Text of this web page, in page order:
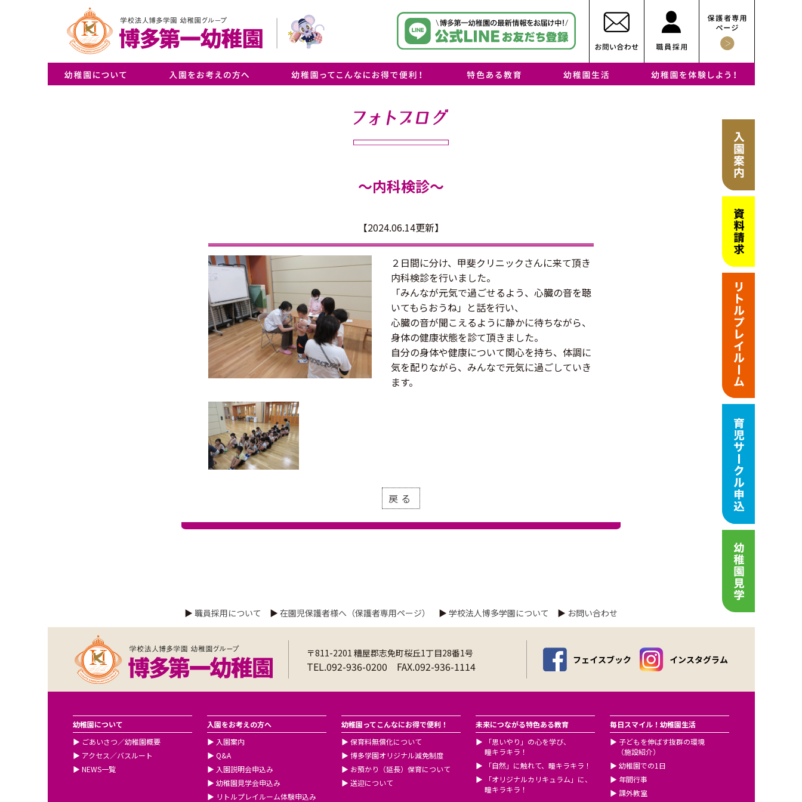
～内科検診～
【2024.06.14更新】
２日間に分け、甲斐クリニックさんに来て頂き
内科検診を行いました。
「みんなが元気で過ごせるよう、心臓の音を聴
いてもらおうね」と話を行い、
心臓の音が聞こえるように静かに待ちながら、
身体の健康状態を診て頂きました。
自分の身体や健康について関心を持ち、体調に
気を配りながら、みんなで元気に過ごしていき
ます。
戻る
▶ 職員採用について ▶ 在園児保護者様へ（保護者専用ページ） ▶ 学校法人博多学園について ▶ お問い合わせ
〒811-2201 糟屋郡志免町桜丘1丁目28番1号
TEL.092-936-0200 FAX.092-936-1114 フェイスブック インスタグラム
幼稚園について
▶ ごあいさつ／幼稚園概要
▶ アクセス／バスルート
▶ NEWS一覧
入園をお考えの方へ
▶ 入園案内
▶ Q&A
▶ 入園説明会申込み
▶ 幼稚園見学会申込み
▶ リトルプレイルーム体験申込み
幼稚園ってこんなにお得で便利！
▶ 保育料無償化について
▶ 博多学園オリジナル減免制度
▶ お預かり（延長）保育について
▶ 送迎について
未来につながる特色ある教育
▶
「思いやり」の心を学び、
瞳キラキラ！
▶
「自然」に触れて、瞳キラキラ！
▶
「オリジナルカリキュラム」に、
瞳キラキラ！
毎日スマイル！幼稚園生活
▶ 子どもを伸ばす抜群の環境
（施設紹介）
▶ 幼稚園での1日
▶ 年間行事
▶ 課外教室